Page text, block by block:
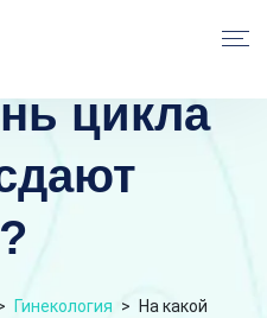
цикла
Гинекология >
На какой